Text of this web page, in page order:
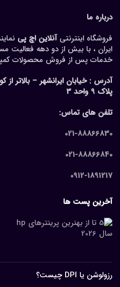
درباره ما
فروشگاه اینترنتیآنلاین اچ پی
ایران ، با بیش از دو دهه فعالیت
خدمات پس از فروش محصولات
آدرس : خیابان ایرانشهر – بالاتر
پلاک 9 واحد 3
تلفن های تماس:
021-88866830
021-88866840
0912-1891217
آخرین پست ها
رزولوشن یا DPI چیست؟